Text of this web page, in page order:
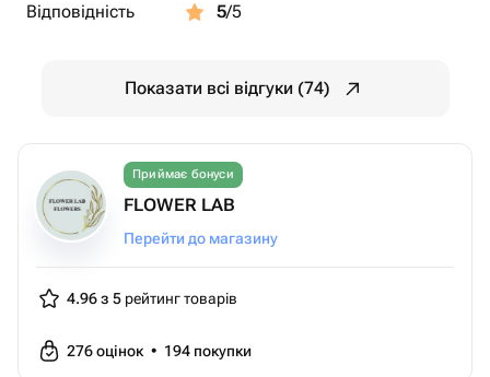
Відповідність
5/5
Показати всі відгуки (74)
Приймає бонуси
FLOWER LAB
Перейти до магазину
4.96 з 5 рейтинг товарів
276оцінок • 194 покупки